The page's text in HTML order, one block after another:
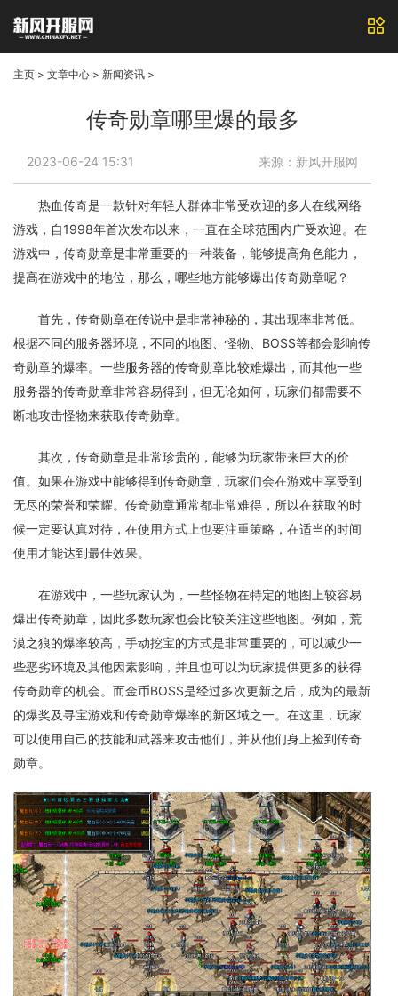
主页 > 文章中心 > 新闻资讯 >
传奇勋章哪里爆的最多
2023-06-24 15:31 来源：新风开服网
热血传奇是一款针对年轻人群体非常受欢迎的多人在线网络
游戏，自1998年首次发布以来，一直在全球范围内广受欢迎。在
游戏中，传奇勋章是非常重要的一种装备，能够提高角色能力，
提高在游戏中的地位，那么，哪些地方能够爆出传奇勋章呢？
首先，传奇勋章在传说中是非常神秘的，其出现率非常低。
根据不同的服务器环境，不同的地图、怪物、BOSS等都会影响传
奇勋章的爆率。一些服务器的传奇勋章比较难爆出，而其他一些
服务器的传奇勋章非常容易得到，但无论如何，玩家们都需要不
断地攻击怪物来获取传奇勋章。
其次，传奇勋章是非常珍贵的，能够为玩家带来巨大的价
值。如果在游戏中能够得到传奇勋章，玩家们会在游戏中享受到
无尽的荣誉和荣耀。传奇勋章通常都非常难得，所以在获取的时
候一定要认真对待，在使用方式上也要注重策略，在适当的时间
使用才能达到最佳效果。
在游戏中，一些玩家认为，一些怪物在特定的地图上较容易
爆出传奇勋章，因此多数玩家也会比较关注这些地图。例如，荒
漠之狼的爆率较高，手动挖宝的方式是非常重要的，可以减少一
些恶劣环境及其他因素影响，并且也可以为玩家提供更多的获得
传奇勋章的机会。而金币BOSS是经过多次更新之后，成为的最新
的爆奖及寻宝游戏和传奇勋章爆率的新区域之一。在这里，玩家
可以使用自己的技能和武器来攻击他们，并从他们身上捡到传奇
勋章。